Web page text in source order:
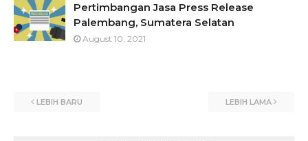
Pertimbangan Jasa Press Release
Palembang, Sumatera Selatan
August 10, 2021
LEBIH BARU LEBIH LAMA